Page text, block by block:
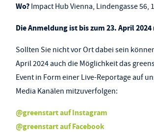
Wo? Impact Hub Vienna, Lindengasse 56,
Die Anmeldung ist bis zum 23. April
Sollten Sie nicht vor Ort dabei sein
April 2024 auch die Möglichkeit das
Event in Form einer Live-Reportage auf
Media Kanälen mitzuverfolgen:
@greenstart auf Instagram
@greenstart auf Facebook